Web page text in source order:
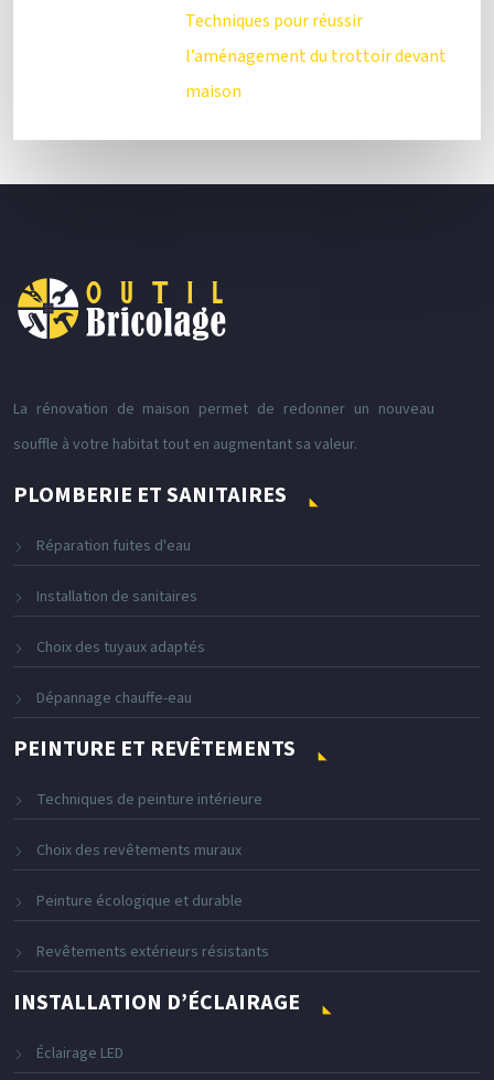
Techniques pour réussir
l’aménagement du trottoir devant
maison
La rénovation de maison permet de redonner un nouveau
souffle à votre habitat tout en augmentant sa valeur.
PLOMBERIE ET SANITAIRES
Réparation fuites d'eau
Installation de sanitaires
Choix des tuyaux adaptés
Dépannage chauffe-eau
PEINTURE ET REVÊTEMENTS
Techniques de peinture intérieure
Choix des revêtements muraux
Peinture écologique et durable
Revêtements extérieurs résistants
INSTALLATION D’ÉCLAIRAGE
Éclairage LED